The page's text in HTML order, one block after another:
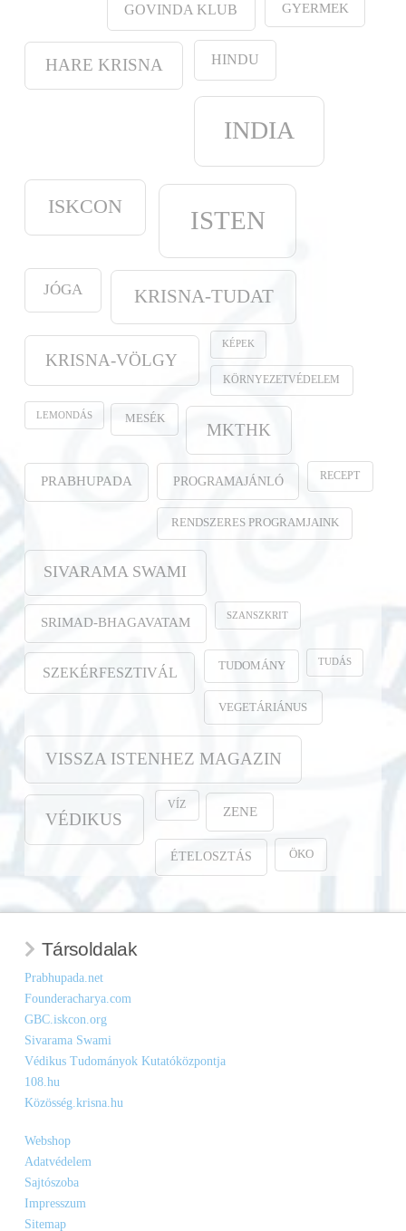
GOVINDA KLUB GYERMEK
HARE KRISNA HINDU
INDIA
ISKCON ISTEN
JÓGA KRISNA-TUDAT
KRISNA-VÖLGY
KÉPEK
KÖRNYEZETVÉDELEM
LEMONDÁS MESÉK
MKTHK
PRABHUPADA PROGRAMAJÁNLÓ RECEPT
RENDSZERES PROGRAMJAINK
SIVARAMA SWAMI
SRIMAD-BHAGAVATAM SZANSZKRIT
SZEKÉRFESZTIVÁL TUDOMÁNY TUDÁS
VEGETÁRIÁNUS
VISSZA ISTENHEZ MAGAZIN
VÉDIKUS
VÍZ ZENE
ÉTELOSZTÁS ÖKO
Társoldalak
Prabhupada.net
Founderacharya.com
GBC.iskcon.org
Sivarama Swami
Védikus Tudományok Kutatóközpontja
108.hu
Közösség.krisna.hu
Webshop
Adatvédelem
Sajtószoba
Impresszum
Sitemap